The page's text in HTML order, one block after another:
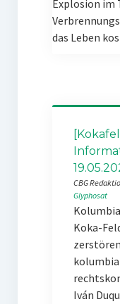
Explosion im
das Leben
CBG
Glyphosat
Koka-
Iván